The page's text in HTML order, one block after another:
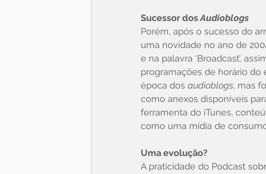
Sucessor dos Audioblogs
Porém, após o sucesso do
uma novidade no ano de
e na palavra ‘Broadcast’,
programações de horário do
época dos audioblogs, mas
como anexos disponíveis
ferramenta do iTunes,
como uma mídia de
Uma evolução?
A praticidade do Podcast